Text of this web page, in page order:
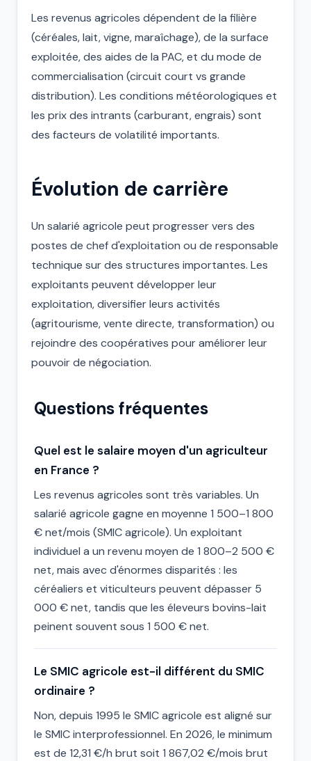
Les revenus agricoles dépendent de la filière
(céréales, lait, vigne, maraîchage), de la surface
exploitée, des aides de la PAC, et du mode de
commercialisation (circuit court vs grande
distribution). Les conditions météorologiques et
les prix des intrants (carburant, engrais) sont
des facteurs de volatilité importants.
Évolution de carrière
Un salarié agricole peut progresser vers des
postes de chef d'exploitation ou de responsable
technique sur des structures importantes. Les
exploitants peuvent développer leur
exploitation, diversifier leurs activités
(agritourisme, vente directe, transformation) ou
rejoindre des coopératives pour améliorer leur
pouvoir de négociation.
Questions fréquentes
Quel est le salaire moyen d'un agriculteur
en France ?
Les revenus agricoles sont très variables. Un
salarié agricole gagne en moyenne 1 500–1 800
€ net/mois (SMIC agricole). Un exploitant
individuel a un revenu moyen de 1 800–2 500 €
net, mais avec d'énormes disparités : les
céréaliers et viticulteurs peuvent dépasser 5
000 € net, tandis que les éleveurs bovins-lait
peinent souvent sous 1 500 € net.
Le SMIC agricole est-il différent du SMIC
ordinaire ?
Non, depuis 1995 le SMIC agricole est aligné sur
le SMIC interprofessionnel. En 2026, le minimum
est de 12,31 €/h brut soit 1 867,02 €/mois brut